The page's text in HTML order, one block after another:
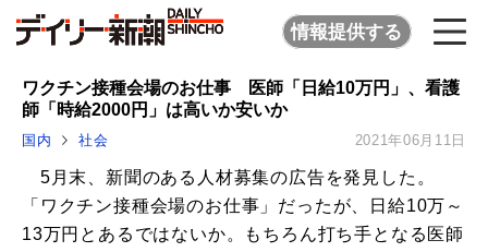
情報提供する
ワクチン接種会場のお仕事 医師「日給10万円」、看護
師「時給2000円」は高いか安いか
国内 社会 2021年06月11日
5月末、新聞のある人材募集の広告を発見した。
「ワクチン接種会場のお仕事」だったが、日給10万～
13万円とあるではないか。もちろん打ち手となる医師